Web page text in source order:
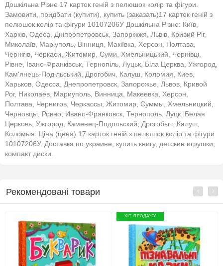
Дошкільна Різне 17 карток геній з пелюшок колір та фігури.
Замовити, придбати (купити), купить (заказать)17 карток геній з
пелюшок колір та фігури 10107206У Дошкільна Різне: Київ,
Харків, Одеса, Дніпропетровськ, Запоріжжя, Львів, Кривий Ріг,
Миколаїв, Маріуполь, Вінниця, Макіївка, Херсон, Полтава,
Чернігів, Черкаси, Житомир, Суми, Хмельницький, Чернівці,
Рівне, Івано-Франківськ, Тернопіль, Луцьк, Біла Церква, Ужгород,
Кам'янець-Подільський, Дрогобич, Калуш, Коломия, Киев,
Харьков, Одесса, Днепропетровск, Запорожье, Львов, Кривой
Рог, Николаев, Мариуполь, Винница, Макеевка, Херсон,
Полтава, Чернигов, Черкассы, Житомир, Суммы, Хмельницкий,
Черновцы, Ровно, Ивано-Франковск, Тернополь, Луцк, Белая
Церковь, Ужгород, Каменец-Подольский, Дрогобыч, Калуш,
Коломыя. Ціна (цена) 17 карток геній з пелюшок колір та фігури
10107206У. Доставка по украине, купить книгу, детские игрушки,
компакт диски.
Рекомендовані товари
ХІТ ПРОДАЖУ